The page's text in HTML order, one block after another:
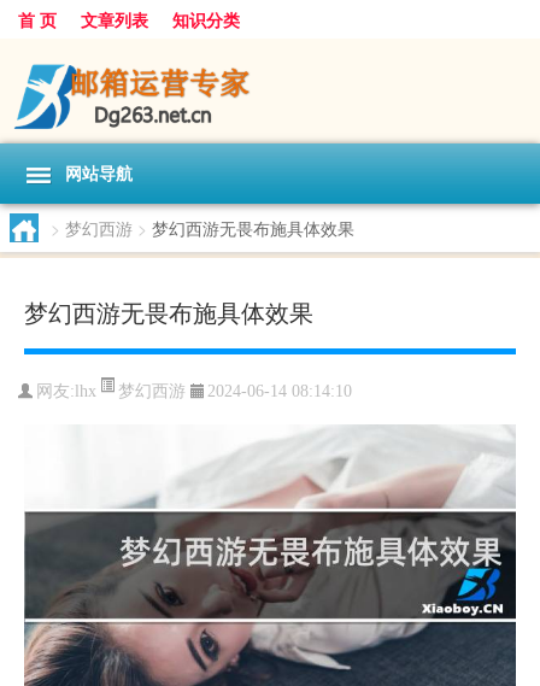
首 页 文章列表 知识分类
网站导航
> 梦幻西游 > 梦幻西游无畏布施具体效果
梦幻西游无畏布施具体效果
网友: lhx 梦幻西游 2024-06-14 08:14:10